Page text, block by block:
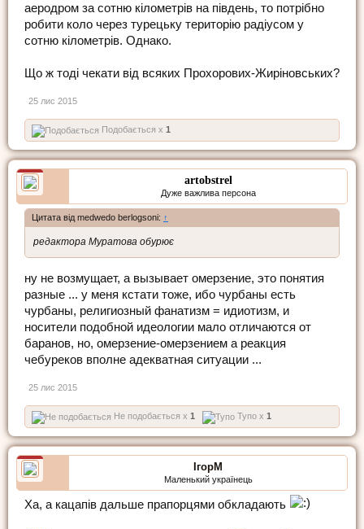
аеродром за сотню кілометрів на південь, то потрібно
робити коло через турецьку територію радіусом у
сотню кілометрів. Однако.
Що ж тоді чекати від всяких Прохорових-Жиріновських?
25 лис 2015
Подобається x 1
artobstrel
Дуже важлива персона
Цитата від medwedo berlogsoni: ↑
редактора Муратова обурює
ну не возмущает, а вызывает омерзение, это понятия
разные ... у меня кстати тоже, ибо чурбаны есть
чурбаны, религиозный фанатизм = идиотизм, и
носители подобной идеологии мало отличаются от
баранов, но, омерзение-омерзением а реакция
чебуреков вполне адекватная ситуации ...
25 лис 2015
Не подобається x 1 Тупо x 1
ІгорМ
Маленький українець
Ха, а кацапів дальше прапорцями обкладають